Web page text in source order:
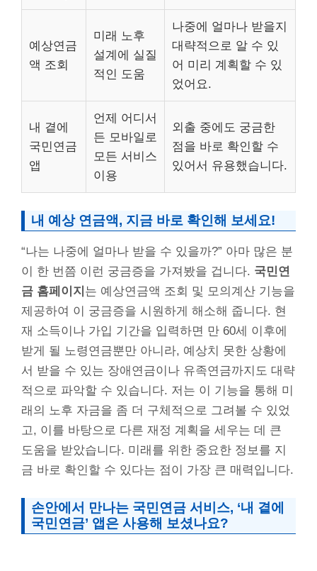
예상연금
액 조회
미래 노후
설계에 실질
적인 도움
나중에 얼마나 받을지
대략적으로 알 수 있
어 미리 계획할 수 있
었어요.
내 곁에
국민연금
앱
언제 어디서
든 모바일로
모든 서비스
이용
외출 중에도 궁금한
점을 바로 확인할 수
있어서 유용했습니다.
내 예상 연금액, 지금 바로 확인해 보세요!
“나는 나중에 얼마나 받을 수 있을까?” 아마 많은 분
이 한 번쯤 이런 궁금증을 가져봤을 겁니다. 국민연
금 홈페이지 는 예상연금액 조회 및 모의계산 기능을
제공하여 이 궁금증을 시원하게 해소해 줍니다. 현
재 소득이나 가입 기간을 입력하면 만 60세 이후에
받게 될 노령연금뿐만 아니라, 예상치 못한 상황에
서 받을 수 있는 장애연금이나 유족연금까지도 대략
적으로 파악할 수 있습니다. 저는 이 기능을 통해 미
래의 노후 자금을 좀 더 구체적으로 그려볼 수 있었
고, 이를 바탕으로 다른 재정 계획을 세우는 데 큰
도움을 받았습니다. 미래를 위한 중요한 정보를 지
금 바로 확인할 수 있다는 점이 가장 큰 매력입니다.
손안에서 만나는 국민연금 서비스, ‘내 곁에
국민연금’ 앱은 사용해 보셨나요?